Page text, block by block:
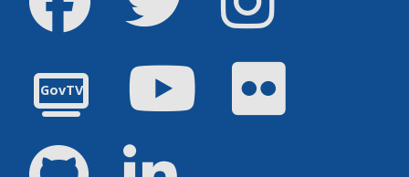
GovTV
Youtube
GitHub